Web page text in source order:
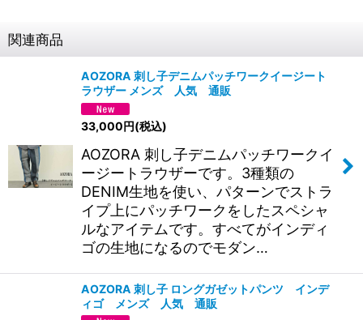
関連商品
AOZORA 刺し子デニムパッチワークイージート
ラウザー メンズ 人気 通販
33,000円(税込)
AOZORA 刺し子デニムパッチワークイ
ージートラウザーです。3種類の
DENIM生地を使い、パターンでストラ
イプ上にパッチワークをしたスペシャ
ルなアイテムです。すべてがインディ
ゴの生地になるのでモダン…
AOZORA 刺し子 ロングガゼットパンツ インデ
ィゴ メンズ 人気 通販